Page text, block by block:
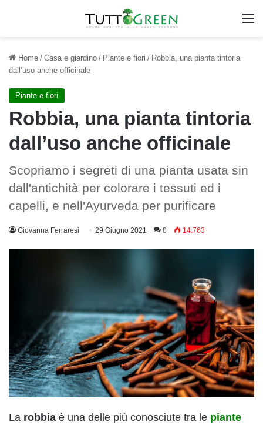
Home / Casa e giardino / Piante e fiori / Robbia, una pianta tintoria
dall’uso anche officinale
Piante e fiori
Robbia, una pianta tintoria
dall’uso anche officinale
Scopriamo i segreti di una pianta usata sin
dall'antichità per colorare i tessuti ed i
capelli, e nell'Ayurveda per purificare
Giovanna Ferraresi 29 Giugno 2021 0 14.763
La robbia è una delle più conosciute tra le piante